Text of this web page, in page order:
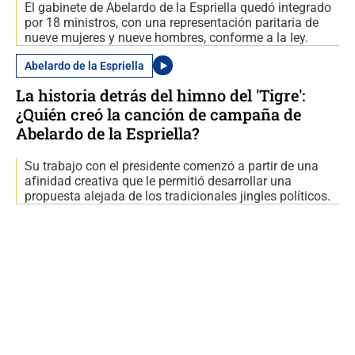
El gabinete de Abelardo de la Espriella quedó integrado
por 18 ministros, con una representación paritaria de
nueve mujeres y nueve hombres, conforme a la ley.
Abelardo de la Espriella
La historia detrás del himno del 'Tigre':
¿Quién creó la canción de campaña de
Abelardo de la Espriella?
Su trabajo con el presidente comenzó a partir de una
afinidad creativa que le permitió desarrollar una
propuesta alejada de los tradicionales jingles políticos.